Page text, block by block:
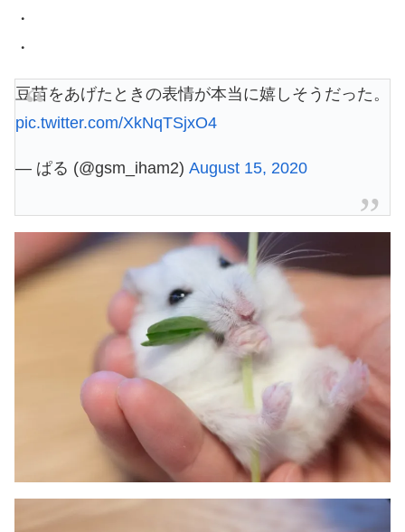
・
・
豆苗をあげたときの表情が本当に嬉しそうだった。
pic.twitter.com/XkNqTSjxO4
— ぱる (@gsm_iham2) August 15, 2020